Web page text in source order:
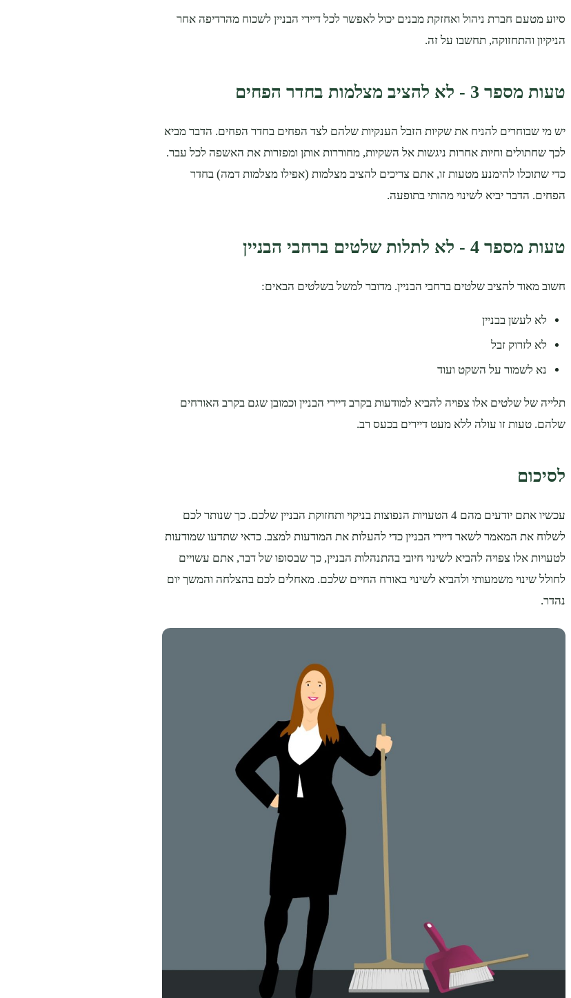
סיוע מטעם חברת ניהול ואחזקת מבנים יכול לאפשר לכל דיירי הבניין לשכוח מהרדיפה אחר
הניקיון והתחזוקה, תחשבו על זה.
טעות מספר 3 - לא להציב מצלמות בחדר הפחים
יש מי שבוחרים להניח את שקיות הזבל הענקיות שלהם לצד הפחים בחדר הפחים. הדבר מביא
לכך שחתולים וחיות אחרות ניגשות אל השקיות, מחוררות אותן ומפזרות את האשפה לכל עבר.
כדי שתוכלו להימנע מטעות זו, אתם צריכים להציב מצלמות (אפילו מצלמות דמה) בחדר
הפחים. הדבר יביא לשינוי מהותי בתופעה.
טעות מספר 4 - לא לתלות שלטים ברחבי הבניין
חשוב מאוד להציב שלטים ברחבי הבניין. מדובר למשל בשלטים הבאים:
לא לעשן בבניין
לא לזרוק זבל
נא לשמור על השקט ועוד
תלייה של שלטים אלו צפויה להביא למודעות בקרב דיירי הבניין וכמובן שגם בקרב האורחים
שלהם. טעות זו עולה ללא מעט דיירים בכעס רב.
לסיכום
עכשיו אתם יודעים מהם 4 הטעויות הנפוצות בניקוי ותחזוקת הבניין שלכם. כך שנותר לכם
לשלוח את המאמר לשאר דיירי הבניין כדי להעלות את המודעות למצב. כדאי שתדעו שמודעות
לטעויות אלו צפויה להביא לשינוי חיובי בהתנהלות הבניין, כך שבסופו של דבר, אתם עשויים
לחולל שינוי משמעותי ולהביא לשינוי באורח החיים שלכם. מאחלים לכם בהצלחה והמשך יום
נהדר.